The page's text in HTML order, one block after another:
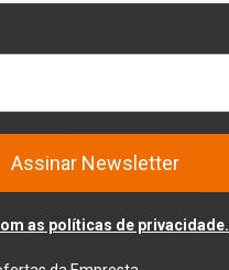
Assinar Newsletter
as políticas de privacidade.